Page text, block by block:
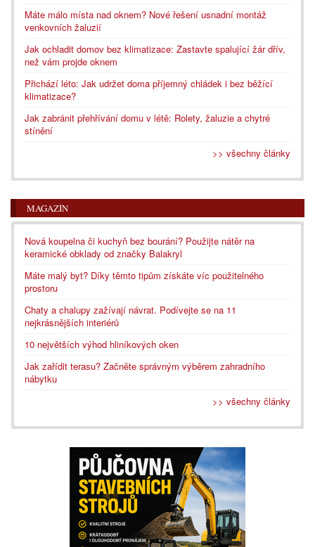
Máte málo místa nad oknem? Nové řešení usnadní montáž
venkovních žaluzií
Jak ochladit domov bez klimatizace: Zastavte spalující žár dřív,
než vám projde oknem
Přichází léto: Jak udržet doma příjemný chládek i bez běžící
klimatizace?
Jak zabránit přehřívání domu v létě: Rolety, žaluzie a chytré
stínění
>> všechny články
MAGAZÍN
Nová koupelna či kuchyň bez bourání? Použijte nátěr na
keramické obklady od značky Balakryl
Máte malý byt? Díky těmto tipům získáte víc použitelného
prostoru
Chaty a chalupy zažívají návrat. Podívejte se na 11
nejkrásnějších interiérů
10 největších výhod hliníkových oken
Jak zařídit terasu? Začněte správným výběrem zahradního
nábytku
>> všechny články